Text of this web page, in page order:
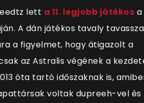
lett a 11. legjobb játékos a
A dán játékos tavaly
a figyelmet, hogy átigazolt a
az Astralis végének a
óta tartó időszaknak is,
voltak dupreeh-vel és